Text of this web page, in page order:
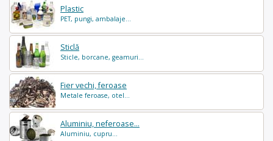
Plastic
PET, pungi, ambalaje...
Sticlă
Sticle, borcane, geamuri...
Fier vechi, feroase
Metale feroase, otel...
Aluminiu, neferoase...
Aluminiu, cupru...